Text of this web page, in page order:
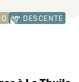
DESCENTE